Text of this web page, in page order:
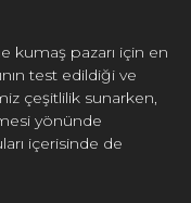
kumaş pazarı için en
test edildiği ve
çeşitlilik sunarken,
yönünde
içerisinde de